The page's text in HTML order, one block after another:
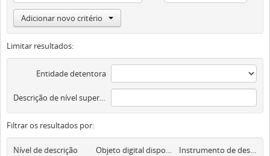
Adicionar novo critério
Limitar resultados:
Entidade detentora
Descrição de nível superior
Filtrar os resultados por:
Nível de descrição Objeto digital disponível Instrumento de descrição documental